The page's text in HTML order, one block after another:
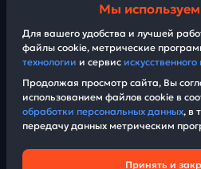
01:01:51
31:29
Мы
Для вашего удобства и лучшей
файлы cookie, метрические
технологии и сервис
Продолжая просмотр сайта, Вы
использованием файлов cookie в
обработки персональных данных, в
передачу данных метрическим
Принять и